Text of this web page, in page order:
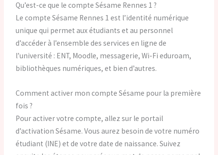
Qu’est-ce que le compte Sésame Rennes 1 ?
Le compte Sésame Rennes 1 est l’identité numérique
unique qui permet aux étudiants et au personnel
d’accéder à l’ensemble des services en ligne de
l’université : ENT, Moodle, messagerie, Wi-Fi eduroam,
bibliothèques numériques, et bien d’autres.
Comment activer mon compte Sésame pour la première
fois ?
Pour activer votre compte, allez sur le portail
d’activation Sésame. Vous aurez besoin de votre numéro
étudiant (INE) et de votre date de naissance. Suivez